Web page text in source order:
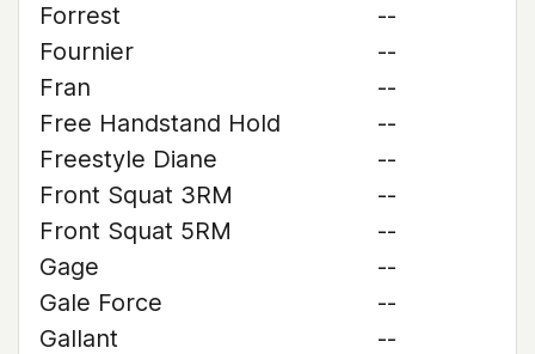
Forrest
--
Fournier
--
Fran
--
Free Handstand Hold
--
Freestyle Diane
--
Front Squat 3RM
--
Front Squat 5RM
--
Gage
--
Gale Force
--
Gallant
--